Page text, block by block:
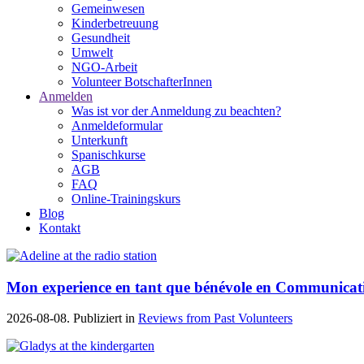
Gemeinwesen
Kinderbetreuung
Gesundheit
Umwelt
NGO-Arbeit
Volunteer BotschafterInnen
Anmelden
Was ist vor der Anmeldung zu beachten?
Anmeldeformular
Unterkunft
Spanischkurse
AGB
FAQ
Online-Trainingskurs
Blog
Kontakt
Mon experience en tant que bénévole en
2026-08-08. Publiziert in Reviews from Past Volunteers